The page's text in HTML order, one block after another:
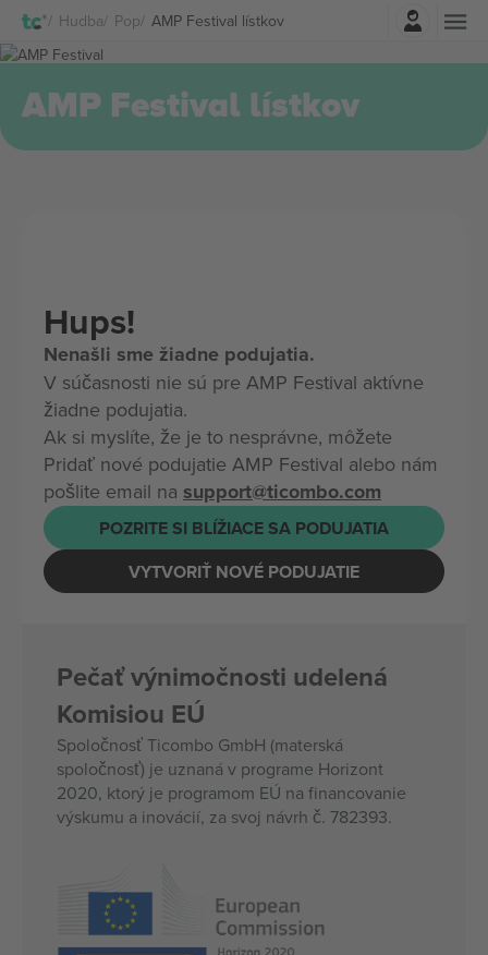
Hudba Pop AMP Festival lístkovPrihlásenie
AMP Festival lístkov
Hups!
Nenašli sme žiadne podujatia.
V súčasnosti nie sú pre AMP Festival aktívne
žiadne podujatia.
Ak si myslíte, že je to nesprávne, môžete
Pridať nové podujatie AMP Festival alebo nám
pošlite email na support@ticombo.com
POZRITE SI BLÍŽIACE SA PODUJATIA
VYTVORIŤ NOVÉ PODUJATIE
Pečať výnimočnosti udelená
Komisiou EÚ
Spoločnosť Ticombo GmbH (materská
spoločnosť) je uznaná v programe Horizont
2020, ktorý je programom EÚ na financovanie
výskumu a inovácií, za svoj návrh č. 782393.